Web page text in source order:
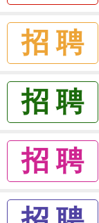
招 聘
招 聘
招 聘
康鲨 135****8498
QQ 71945**** 咨询
邮箱
巴蕾宠儿
手机 135****2190